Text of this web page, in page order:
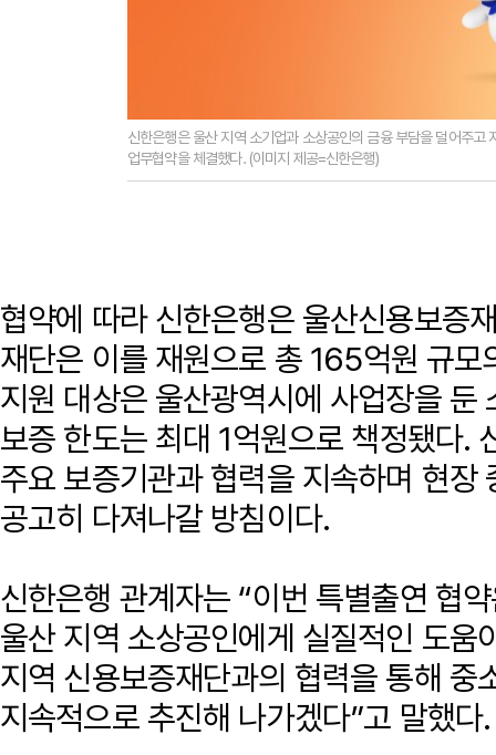
신한은행은 울산 지역 소기업과 소상공인의 금융 부담을 덜어주고
업무협약을 체결했다. (이미지 제공=신한은행)
협약에 따라 신한은행은 울산신용보증
재단은 이를 재원으로 총 165억원 규
지원 대상은 울산광역시에 사업장을 둔
보증 한도는 최대 1억원으로 책정됐다.
주요 보증기관과 협력을 지속하며 현장
공고히 다져나갈 방침이다.
신한은행 관계자는 “이번 특별출연 협
울산 지역 소상공인에게 실질적인 도움
지역 신용보증재단과의 협력을 통해 중
지속적으로 추진해 나가겠다”고 말했다.